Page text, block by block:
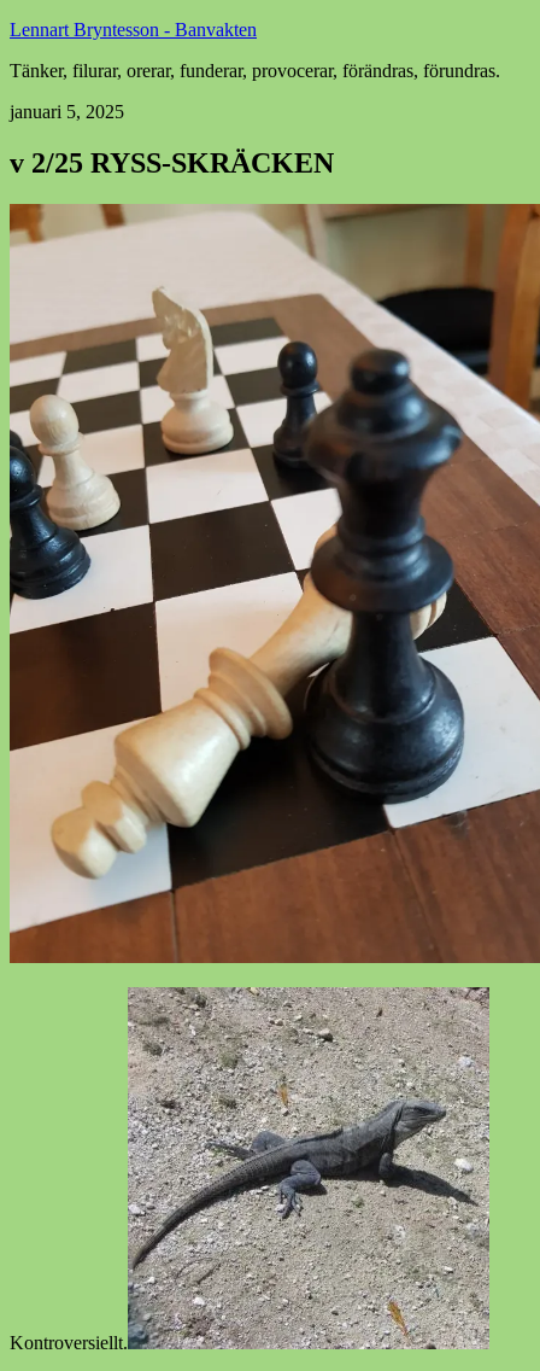
Lennart Bryntesson - Banvakten
Tänker, filurar, orerar, funderar, provocerar, förändras, förundras.
januari 5, 2025
v 2/25 RYSS-SKRÄCKEN
Kontroversiellt.